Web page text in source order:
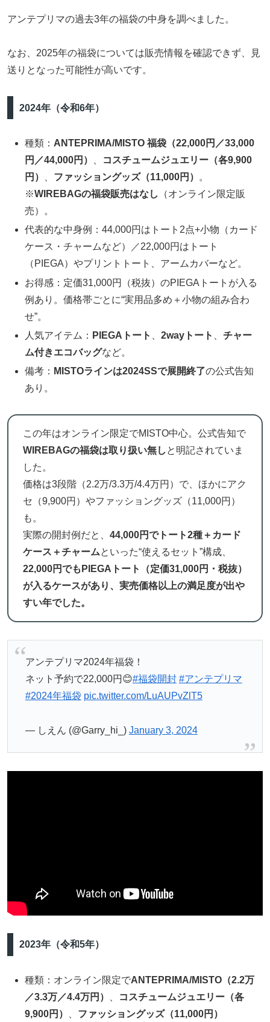
アンテプリマの過去3年の福袋の中身を調べました。
なお、2025年の福袋については販売情報を確認できず、見
送りとなった可能性が高いです。
2024年（令和6年）
種類： ANTEPRIMA/MISTO 福袋（22,000円／33,000
円／44,000円）
コスチュームジュエリー（各9,900
円）
ファッショングッズ（11,000円）
。
※WIREBAGの福袋販売はなし
（オンライン限定販
売）。
代表的な中身例：44,000円はトート2点+小物（カード
ケース・チャームなど）／22,000円はトート
（PIEGA）やプリントトート、アームカバーなど。
お得感：定価31,000円（税抜）のPIEGAトートが入る
例あり。価格帯ごとに“実用品多め＋小物の組み合わ
せ”。
人気アイテム： PIEGAトート 、2wayトート 、チャー
ム付きエコバッグなど。
備考： MISTOラインは2024SSで展開終了の公式告知
あり。
この年はオンライン限定でMISTO中心。公式告知で
WIREBAGの福袋は取り扱い無し と明記されていま
した。
価格は3段階（2.2万/3.3万/4.4万円）で、ほかにアク
セ（9,900円）やファッショングッズ（11,000円）
も。
実際の開封例だと、 44,000円でトート2種＋カード
ケース＋チャームといった“使えるセット”構成、
22,000円でもPIEGAトート（定価31,000円・税抜）
が入るケースがあり、実売価格以上の満足度が出や
すい年でした。
アンテプリマ2024年福袋！
ネット予約で22,000円😊#福袋開封 #アンテプリマ
#2024年福袋 pic.twitter.com/LuAUPvZlT5
— しえん (@Garry_hi_) January 3, 2024
2023年（令和5年）
種類：オンライン限定でANTEPRIMA/MISTO（2.2万
／3.3万／4.4万円）
コスチュームジュエリー（各
9,900円）
ファッショングッズ（11,000円）